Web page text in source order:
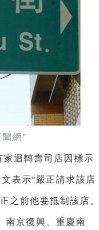
網”
家迴轉壽司店因標示
表示“嚴正請求該店
之前他要抵制該店。
南京復興、重慶南